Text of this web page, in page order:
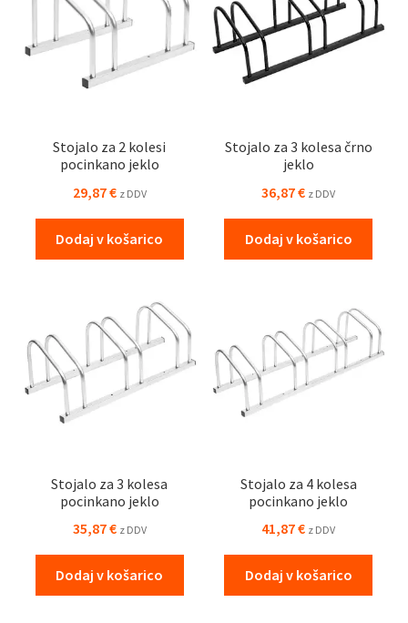
Stojalo za 2 kolesi
pocinkano jeklo
29,87€ z DDV
Dodaj v košarico
Stojalo za 3 kolesa črno
jeklo
36,87€ z DDV
Dodaj v košarico
Stojalo za 3 kolesa
pocinkano jeklo
35,87€ z DDV
Dodaj v košarico
Stojalo za 4 kolesa
pocinkano jeklo
41,87€ z DDV
Dodaj v košarico